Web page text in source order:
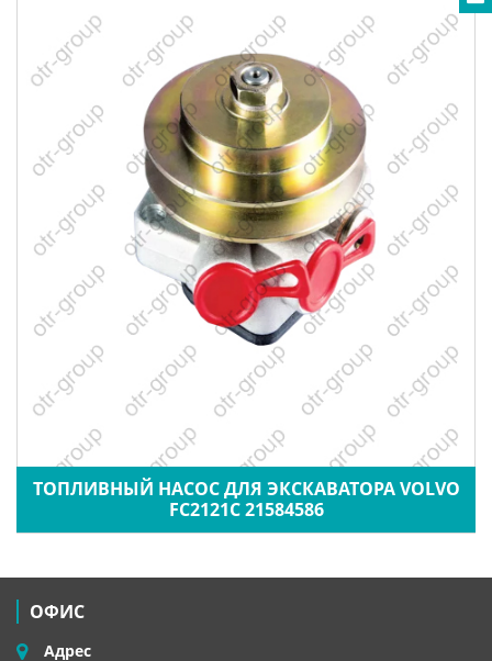
ТОПЛИВНЫЙ НАСОС ДЛЯ ЭКСКАВАТОРА VOLVO
FC2121C 21584586
ОФИС
Адрес